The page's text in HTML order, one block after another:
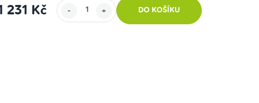
231 Kč DO KOŠÍKU